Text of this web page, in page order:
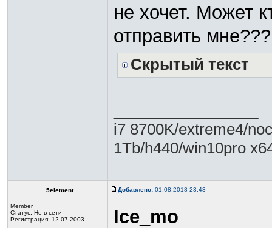
не хочет. Может
отправить мне???
Скрытый текст
i7 8700K/extreme4/
1Tb/h440/win10pro
5element Добавлено: 01.08.2018 23:43
Member
Статус: Не в сети
Регистрация: 12.07.2003
Ice_mo